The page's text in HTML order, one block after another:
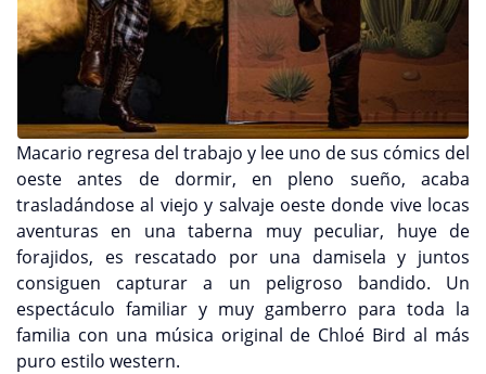
Macario regresa del trabajo y lee uno de sus cómics del
oeste antes de dormir, en pleno sueño, acaba
trasladándose al viejo y salvaje oeste donde vive locas
aventuras en una taberna muy peculiar, huye de
forajidos, es rescatado por una damisela y juntos
consiguen capturar a un peligroso bandido. Un
espectáculo familiar y muy gamberro para toda la
familia con una música original de Chloé Bird al más
puro estilo western.